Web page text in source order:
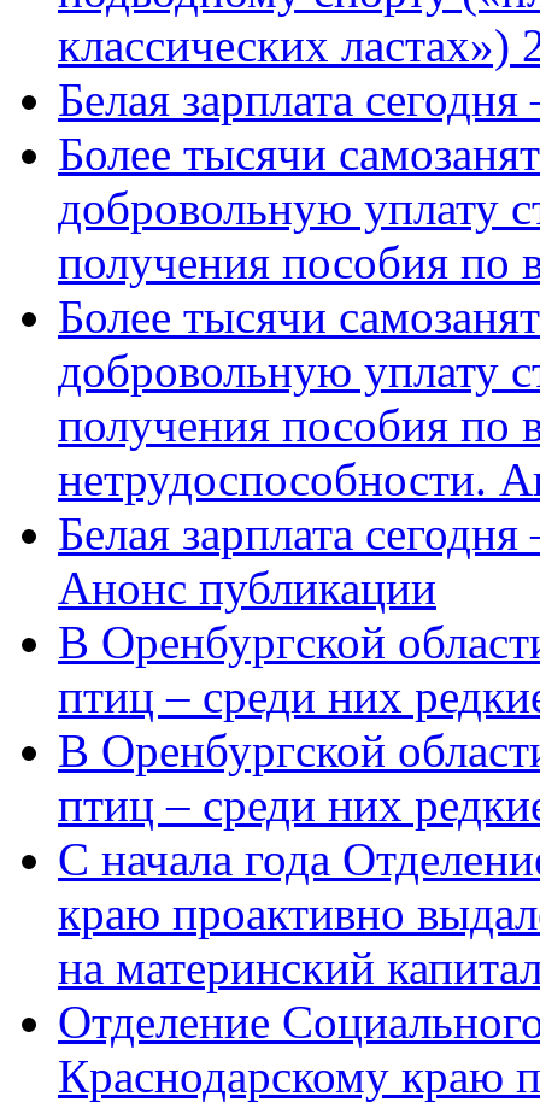
классических ластах»)
Белая зарплата
Более тысячи
добровольную уплату
получения пособия по
Более тысячи
добровольную уплату
получения пособия по
нетрудоспособности.
Белая зарплата
Анонс публикации
В Оренбургской
птиц – среди них
В Оренбургской
птиц – среди них
С начала года
краю проактивно
на материнский
Отделение
Краснодарскому краю